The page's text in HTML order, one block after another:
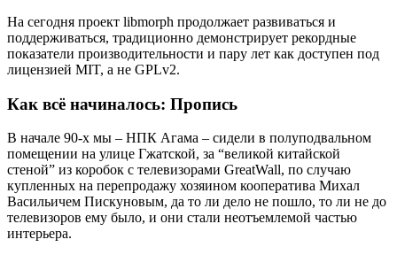
На сегодня проект libmorph продолжает развиваться и
поддерживаться, традиционно демонстрирует рекордные
показатели производительности и пару лет как доступен под
лицензией MIT, а не GPLv2.
Как всё начиналось: Пропись
В начале 90-х мы – НПК Агама – сидели в полуподвальном
помещении на улице Гжатской, за “великой китайской
стеной” из коробок с телевизорами GreatWall, по случаю
купленных на перепродажу хозяином кооператива Михал
Васильичем Пискуновым, да то ли дело не пошло, то ли не до
телевизоров ему было, и они стали неотъемлемой частью
интерьера.